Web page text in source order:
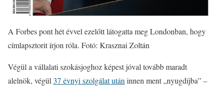
A Forbes pont hét évvel ezelőtt látogatta meg Londonban, hogy
címlapsztorit írjon róla. Fotó: Krasznai Zoltán
Végül a vállalati szokásjoghoz képest jóval tovább maradt
alelnök, végül 37 évnyi szolgálat után innen ment „nyugdíjba” –